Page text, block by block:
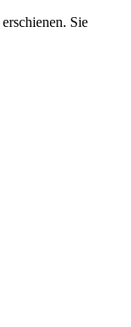
erschienen. Sie